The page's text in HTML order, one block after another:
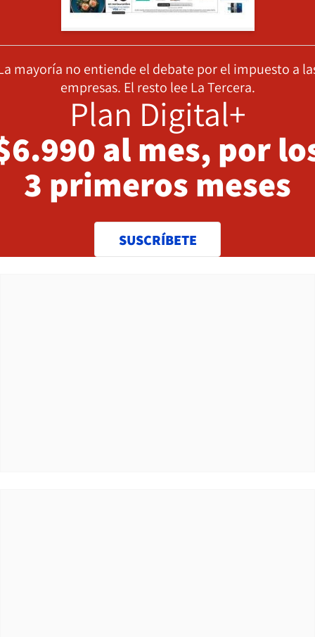
mayoría no entiende el debate por el impuesto a
empresas. El resto lee La Tercera.
Plan Digital+
al mes, por
3 primeros meses
SUSCRÍBETE